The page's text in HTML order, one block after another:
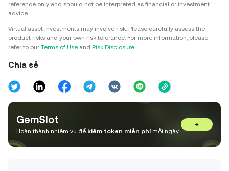
reference only and should not be interpreted as financial or investment
advice.
Virtual asset investments may involve risk. Please carefully assess the
product risks and your own risk tolerance. For more information, please
refer to our Terms of Use and Risk Disclosure.
Chia sẻ
GemSlot
Hoàn thành nhiệm vụ để kiếm token miễn phímỗi ngày
→